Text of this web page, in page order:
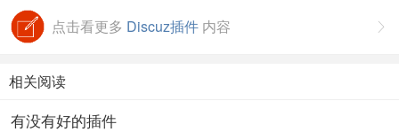

点击看更多 Discuz插件 内容
相关阅读
有没有好的插件